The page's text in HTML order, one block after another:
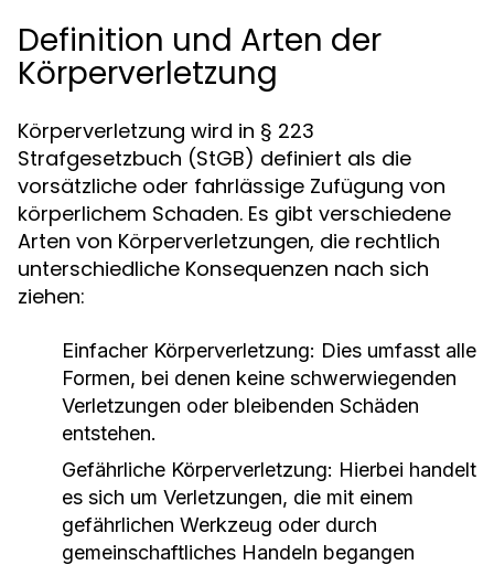
Definition und Arten der
Körperverletzung
Körperverletzung wird in § 223
Strafgesetzbuch (StGB) definiert als die
vorsätzliche oder fahrlässige Zufügung von
körperlichem Schaden. Es gibt verschiedene
Arten von Körperverletzungen, die rechtlich
unterschiedliche Konsequenzen nach sich
ziehen:
Einfacher Körperverletzung: Dies umfasst alle
Formen, bei denen keine schwerwiegenden
Verletzungen oder bleibenden Schäden
entstehen.
Gefährliche Körperverletzung: Hierbei handelt
es sich um Verletzungen, die mit einem
gefährlichen Werkzeug oder durch
gemeinschaftliches Handeln begangen